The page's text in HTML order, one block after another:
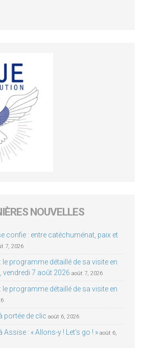
NOUVELLES
confie : entre catéchuménat, paix et
7, 2026
le programme détaillé de sa visite en
vendredi 7 août 2026 août 7, 2026
le programme détaillé de sa visite en
portée de clic août 6, 2026
: « Allons-y ! Let’s go ! » août 6,